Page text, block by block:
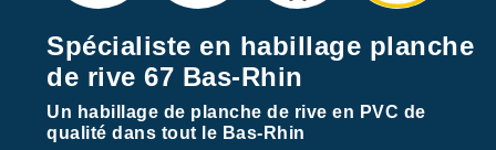
Spécialiste en habillage planche
de rive 67 Bas-Rhin
Un habillage de planche de rive en PVC de
qualité dans tout le Bas-Rhin